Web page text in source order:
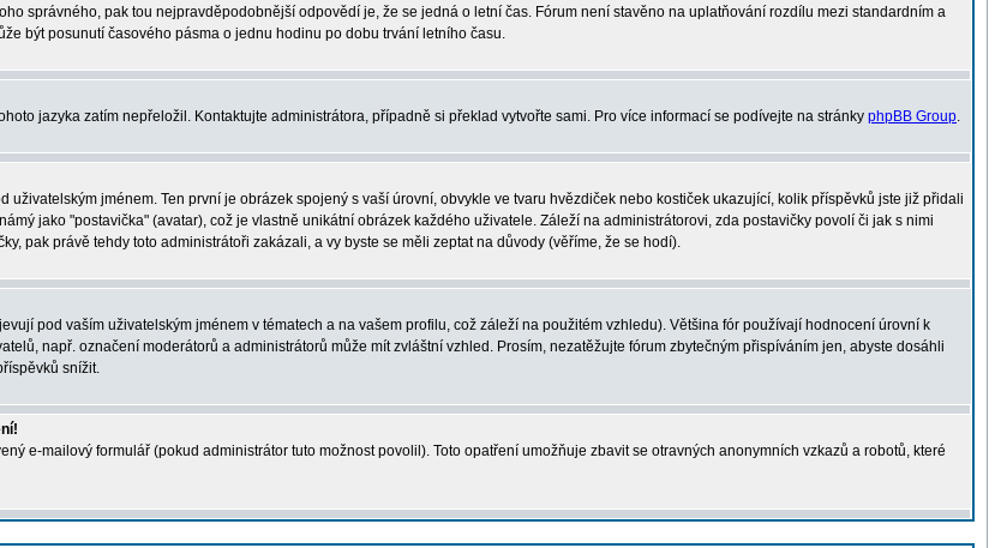
správného, pak tou nejpravděpodobnější odpovědí je, že se jedná o letní čas. Fórum není stavěno na uplatňování rozdílu mezi standardním a
být posunutí časového pásma o jednu hodinu po dobu trvání letního času.
jazyka zatím nepřeložil. Kontaktujte administrátora, případně si překlad vytvořte sami. Pro více informací se podívejte na stránky phpBB Group.
jménem. Ten první je obrázek spojený s vaší úrovní, obvykle ve tvaru hvězdiček nebo kostiček ukazující, kolik příspěvků jste již přidali
jako "postavička" (avatar), což je vlastně unikátní obrázek každého uživatele. Záleží na administrátorovi, zda postavičky povolí či jak s nimi
pak právě tehdy toto administrátoři zakázali, a vy byste se měli zeptat na důvody (věříme, že se hodí).
pod vaším uživatelským jménem v tématech a na vašem profilu, což záleží na použitém vzhledu). Většina fór používají hodnocení úrovní k
např. označení moderátorů a administrátorů může mít zvláštní vzhled. Prosím, nezatěžujte fórum zbytečným přispíváním jen, abyste dosáhli
snížit.
e-mailový formulář (pokud administrátor tuto možnost povolil). Toto opatření umožňuje zbavit se otravných anonymních vzkazů a robotů, které